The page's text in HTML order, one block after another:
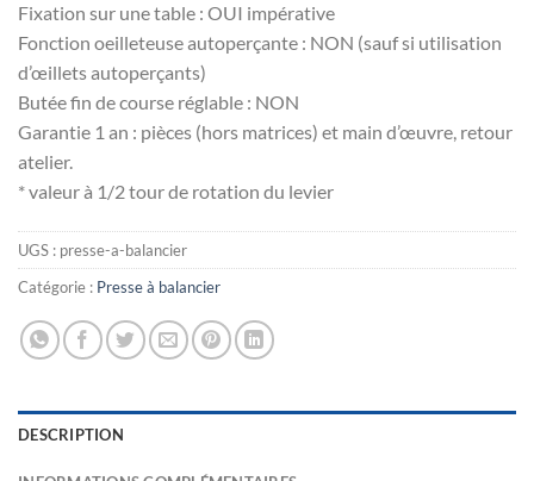
Fixation sur une table : OUI impérative
Fonction oeilleteuse autoperçante : NON (sauf si utilisation
d’œillets autoperçants)
Butée fin de course réglable : NON
Garantie 1 an : pièces (hors matrices) et main d’œuvre, retour
atelier.
* valeur à 1/2 tour de rotation du levier
UGS : presse-a-balancier
Catégorie : Presse à balancier
DESCRIPTION